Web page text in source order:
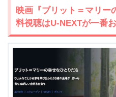
映画『ブリット＝マリー
料視聴はU-NEXTが一番